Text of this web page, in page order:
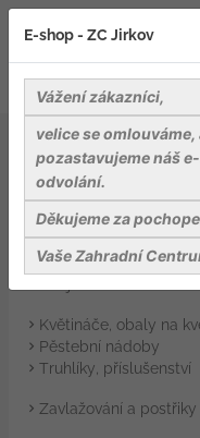
Záhradnické
Záhradnické potřeby
Substráty, rašeliny a
Přípravky na ochranu
Květináče, obaly na
Pěstební nádoby
Truhlíky, příslušenství
Zavlažování a postřiky
E-shop - ZC Jirkov
Vážení zákazníci,
velice se
pozastavujeme náš
odvolání.
Děkujeme za
Vaše Zahradní